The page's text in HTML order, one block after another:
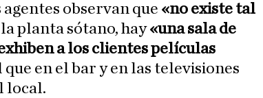
agentes observan que «no existe tal
la planta sótano, hay«una sala de
a los clientes películas
que en el bar y en las televisiones
local.